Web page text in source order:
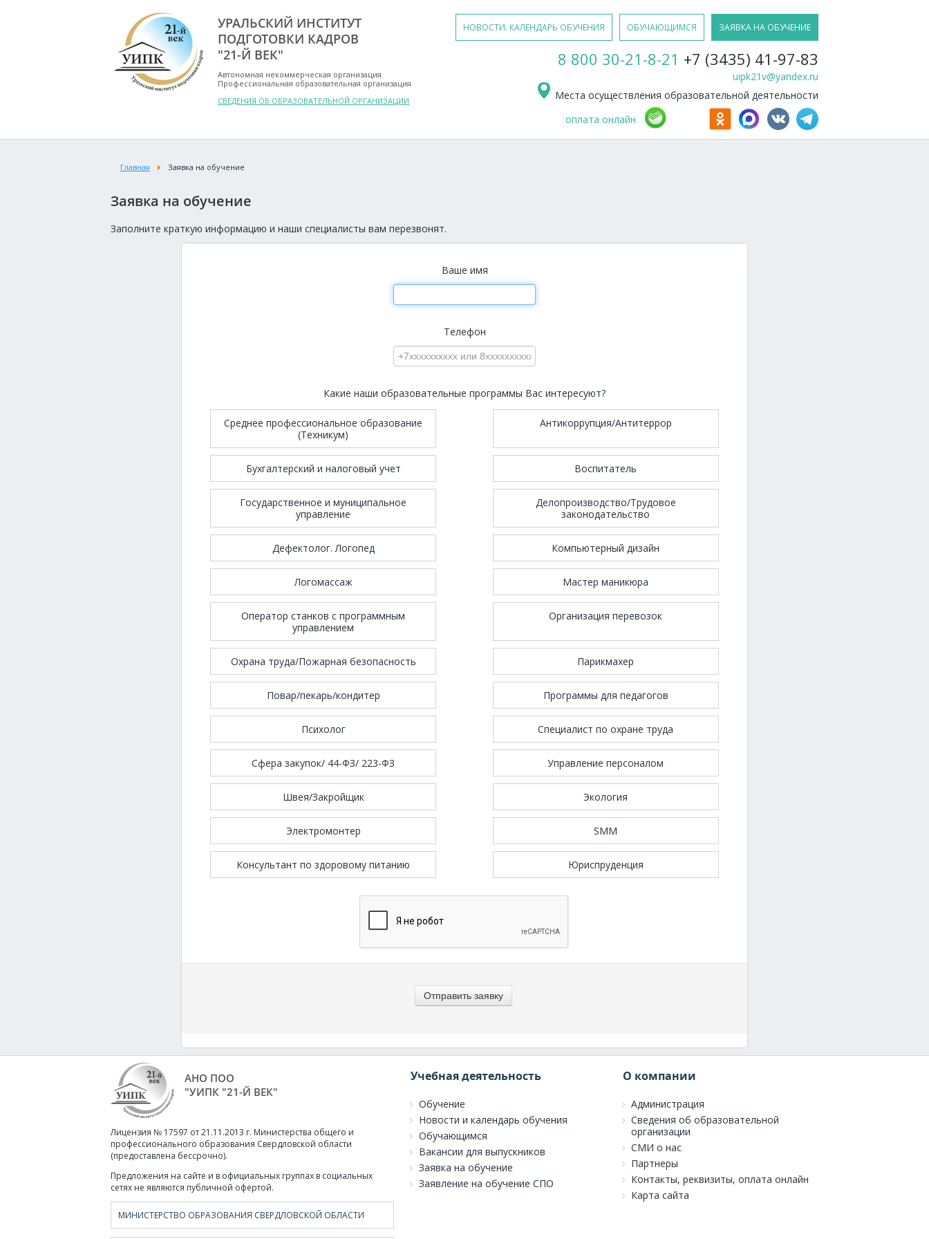
УРАЛЬСКИЙ ИНСТИТУТ
ПОДГОТОВКИ КАДРОВ
"21-Й ВЕК"
Автономная некоммерческая организация
Профессиональная образовательная организация
СВЕДЕНИЯ ОБ ОБРАЗОВАТЕЛЬНОЙ ОРГАНИЗАЦИИ
ЗАЯВКА НА ОБУЧЕНИЕ
ОБУЧАЮЩИМСЯ
НОВОСТИ. КАЛЕНДАРЬ ОБУЧЕНИЯ
8 800 30-21-8-21 +7 (3435) 41-97-83
uipk21v@yandex.ru
Места осуществления образовательной деятельности
оплата онлайн
Главная Заявка на обучение
Заявка на обучение
Заполните краткую информацию и наши специалисты вам перезвонят.
Ваше имя
Телефон
Какие наши образовательные программы Вас интересуют?
Среднее профессиональное образование
(Техникум)
Антикоррупция/Антитеррор
Бухгалтерский и налоговый учет Воспитатель
Государственное и муниципальное
управление
Делопроизводство/Трудовое
законодательство
Дефектолог. Логопед Компьютерный дизайн
Логомассаж Мастер маникюра
Оператор станков с программным
управлением
Организация перевозок
Охрана труда/Пожарная безопасность Парикмахер
Повар/пекарь/кондитер Программы для педагогов
Психолог Специалист по охране труда
Сфера закупок/ 44-ФЗ/ 223-ФЗ Управление персоналом
Швея/Закройщик Экология
Электромонтер SMM
Консультант по здоровому питанию Юриспруденция
АНО ПОО
"УИПК "21-Й ВЕК"
Лицензия № 17597 от 21.11.2013 г. Министерства общего и
профессионального образования Свердловской области
(предоставлена бессрочно).
Предложения на сайте и в официальных группах в социальных
сетях не являются публичной офертой.
МИНИСТЕРСТВО ОБРАЗОВАНИЯ СВЕРДЛОВСКОЙ ОБЛАСТИ
Учебная деятельность
Обучение
Новости и календарь обучения
Обучающимся
Вакансии для выпускников
Заявка на обучение
Заявление на обучение СПО
О компании
Администрация
Сведения об образовательной
организации
СМИ о нас
Партнеры
Контакты, реквизиты, оплата онлайн
Карта сайта